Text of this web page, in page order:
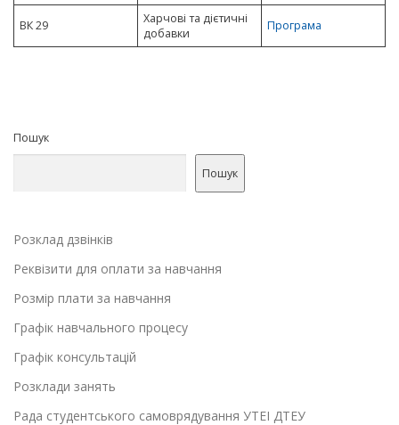
ВК 29
Харчові та дієтичні
добавки
Програма
Пошук
Пошук
Розклад дзвінків
Реквізити для оплати за навчання
Розмір плати за навчання
Графік навчального процесу
Графік консультацій
Розклади занять
Рада студентського самоврядування УТЕІ ДТЕУ